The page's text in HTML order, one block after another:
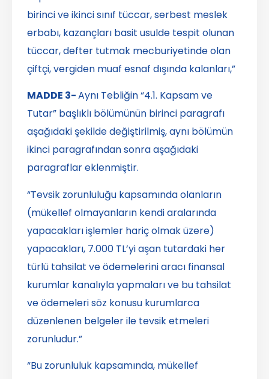
birinci ve ikinci sınıf tüccar, serbest meslek
erbabı, kazançları basit usulde tespit olunan
tüccar, defter tutmak mecburiyetinde olan
çiftçi, vergiden muaf esnaf dışında kalanları,”
MADDE 3-Aynı Tebliğin “4.1. Kapsam ve
Tutar” başlıklı bölümünün birinci paragrafı
aşağıdaki şekilde değiştirilmiş, aynı bölümün
ikinci paragrafından sonra aşağıdaki
paragraflar eklenmiştir.
“Tevsik zorunluluğu kapsamında olanların
(mükellef olmayanların kendi aralarında
yapacakları işlemler hariç olmak üzere)
yapacakları, 7.000 TL’yi aşan tutardaki her
türlü tahsilat ve ödemelerini aracı finansal
kurumlar kanalıyla yapmaları ve bu tahsilat
ve ödemeleri söz konusu kurumlarca
düzenlenen belgeler ile tevsik etmeleri
zorunludur.”
“Bu zorunluluk kapsamında, mükellef